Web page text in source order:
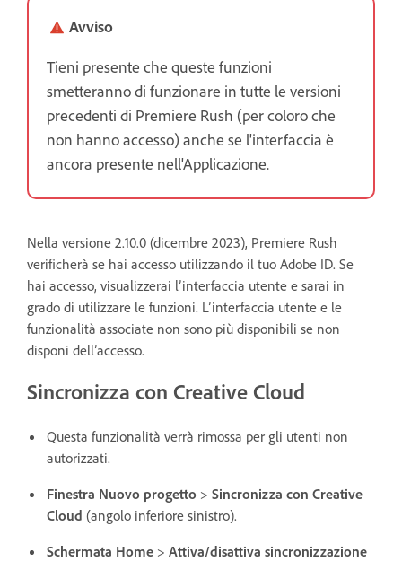
Avviso
Tieni presente che queste funzioni
smetteranno di funzionare in tutte le versioni
precedenti di Premiere Rush (per coloro che
non hanno accesso) anche se l'interfaccia è
ancora presente nell'Applicazione.
Nella versione 2.10.0 (dicembre 2023), Premiere Rush
verificherà se hai accesso utilizzando il tuo Adobe ID. Se
hai accesso, visualizzerai l’interfaccia utente e sarai in
grado di utilizzare le funzioni. L’interfaccia utente e le
funzionalità associate non sono più disponibili se non
disponi dell’accesso.
Sincronizza con Creative Cloud
Questa funzionalità verrà rimossa per gli utenti non
autorizzati.
Finestra Nuovo progetto > Sincronizza con Creative
Cloud (angolo inferiore sinistro).
Schermata Home > Attiva/disattiva sincronizzazione